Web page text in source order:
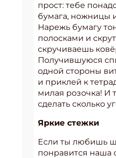
прост: тебе
бумага, ножницы
Нарежь бумагу
полосками и
скручиваешь
Получившуюся
одной стороны
и приклей к
милая розочка! И
сделать сколько
Яркие стежки
Если ты любишь
понравится наша